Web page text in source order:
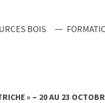
BOIS
» – 20 AU 23